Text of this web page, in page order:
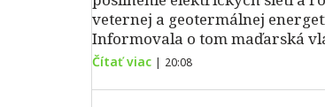
veternej a geotermálnej
Informovala o tom maďarská
Čítať viac | 20:08